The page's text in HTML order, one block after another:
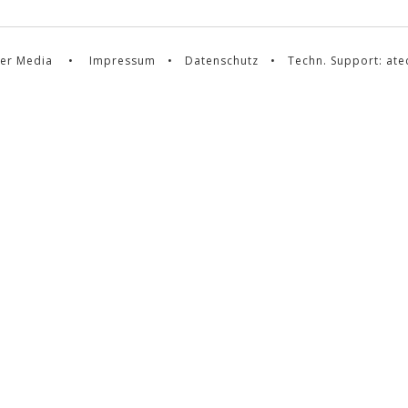
Media • Impressum • Datenschutz • Techn. Support: